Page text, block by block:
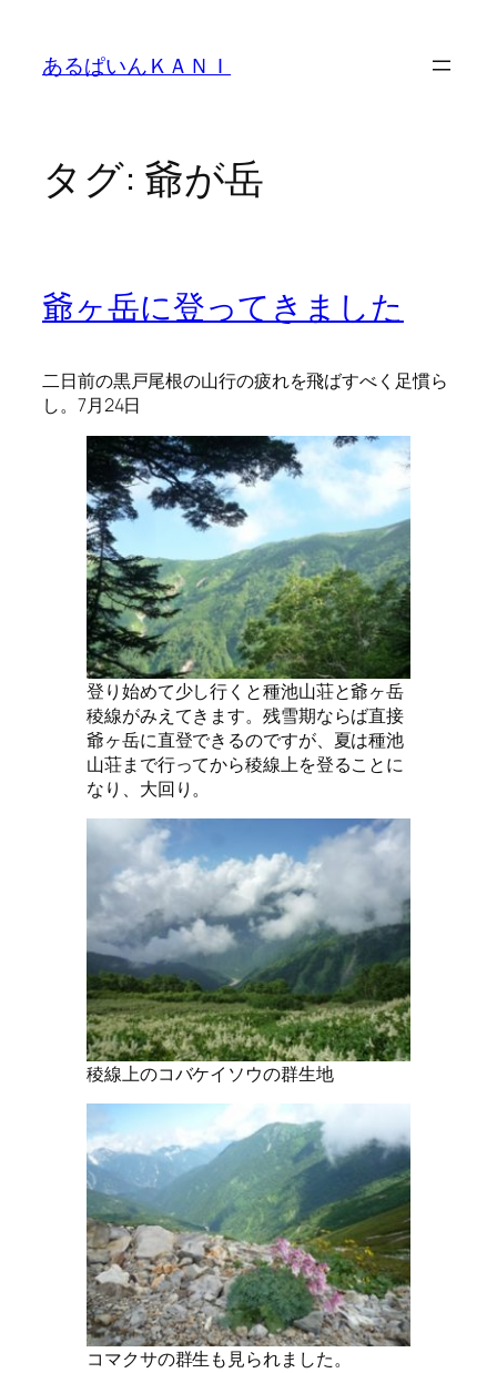
あるぱいんＫＡＮＩ
タグ: 爺が岳
爺ヶ岳に登ってきました
二日前の黒戸尾根の山行の疲れを飛ばすべく足慣ら
し。7月24日
登り始めて少し行くと種池山荘と爺ヶ岳
稜線がみえてきます。残雪期ならば直接
爺ヶ岳に直登できるのですが、夏は種池
山荘まで行ってから稜線上を登ることに
なり、大回り。
稜線上のコバケイソウの群生地
コマクサの群生も見られました。